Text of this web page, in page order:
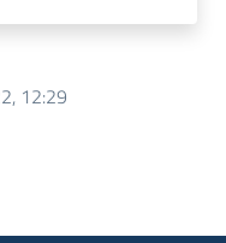
12:29